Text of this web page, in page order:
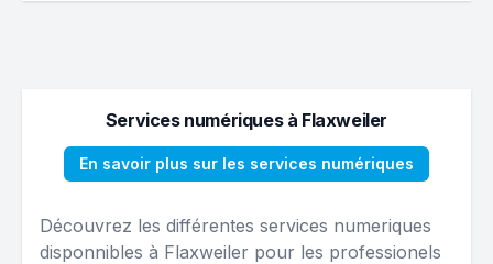
Services numériques à Flaxweiler
En savoir plus sur les services numériques
Découvrez les différentes services numeriques
disponnibles à Flaxweiler pour les professionels